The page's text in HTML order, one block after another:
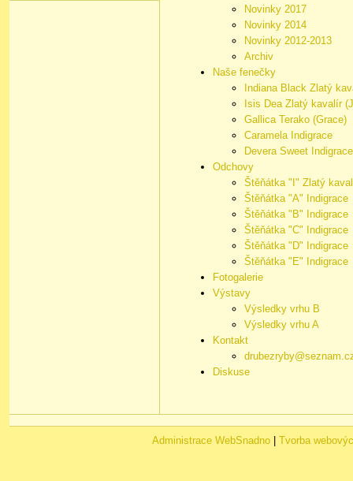
Novinky 2017
Novinky 2014
Novinky 2012-2013
Archiv
Naše fenečky
Indiana Black Zlatý
Isis Dea Zlatý kavalír
Gallica Terako (Grace)
Caramela Indigrace
Devera Sweet Indigrace
Odchovy
Štěňátka "I" Zlatý
Štěňátka "A" Indigrace
Štěňátka "B" Indigrace
Štěňátka "C" Indigrace
Štěňátka "D" Indigrace
Štěňátka "E" Indigrace
Fotogalerie
Výstavy
Výsledky vrhu B
Výsledky vrhu A
Kontakt
Diskuse
Administrace WebSnadno Tvorba